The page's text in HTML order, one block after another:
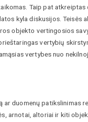
Taip pat atkreiptas
kyla diskusijos. Teisės
objekto vertingosios
vertybių
vertybes nuo
duomenų patikslinimas
arnotai, altoriai ir kiti